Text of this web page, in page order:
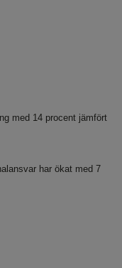
med 14 procent jämfört
har ökat med 7